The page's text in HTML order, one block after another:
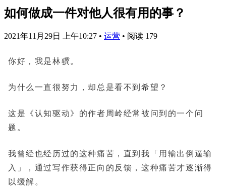
如何做成一件对他人很有用的事？
2021年11月29日 上午10:27 • 运营 • 阅读 179
你好，我是林骥。
为什么一直很努力，却总是看不到希望？
这是《认知驱动》的作者周岭经常被问到的一个问
题。
我曾经也经历过的这种痛苦，直到我「用输出倒逼输
入」，通过写作获得正向的反馈，这种痛苦才逐渐得
以缓解。